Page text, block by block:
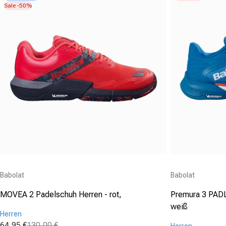
Sale -50%
Babolat
MOVEA 2 Padelschuh Herren - rot,
Herren
Babolat
Premura 3
weiß